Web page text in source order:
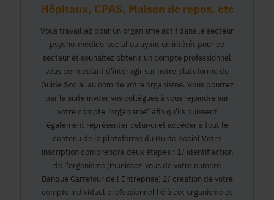
Hôpitaux, CPAS, Maison de repos, etc
Vous travaillez pour un organisme actif dans le secteur
psycho-médico-social ou ayant un intérêt pour ce
secteur et souhaitez obtenir un compte professionnel
vous permettant d'interagir sur notre plateforme du
Guide Social au nom de votre organisme. Vous pourrez
par la suite inviter vos collègues à vous rejoindre sur
votre compte "organisme" afin qu'ils puissent
également représenter celui-ci et accéder à tout le
contenu de la plateforme du Guide Social.Votre
inscription comprendra deux étapes : 1/ identifiaction
de l'organisme (munissez-vous de votre numéro
Banque Carrefour de l'Entreprise) 2/ création de votre
compte individuel professionnel lié à cet organisme et